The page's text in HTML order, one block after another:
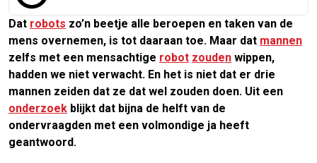
Dat robots zo’n beetje alle beroepen en taken van de
mens overnemen, is tot daaraan toe. Maar dat mannen
zelfs met een mensachtige robot zouden wippen,
hadden we niet verwacht. En het is niet dat er drie
mannen zeiden dat ze dat wel zouden doen. Uit een
onderzoek blijkt dat bijna de helft van de
ondervraagden met een volmondige ja heeft
geantwoord.